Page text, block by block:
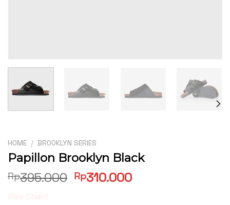
HOME / BROOKLYN SERIES
Papillon Brooklyn Black
Rp395.000 Original
Rp310.000Current